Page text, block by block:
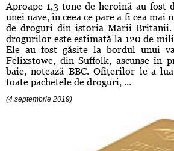
Aproape 1,3 tone de heroină au fost
unei nave, în ceea ce pare a fi cea mai
de droguri din istoria Marii Britanii.
drogurilor este estimată la 120 de
Ele au fost găsite la bordul unui
Felixstowe, din Suffolk, ascunse în
baie, notează BBC. Ofiţerilor le-a
toate pachetele de droguri, ...
(4 septembrie 2019)